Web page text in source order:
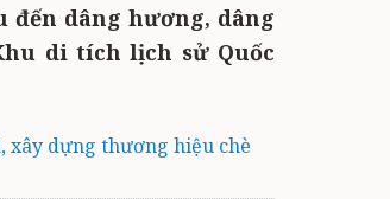
đến dâng hương, dâng
di tích lịch sử Quốc
xây dựng thương hiệu chè